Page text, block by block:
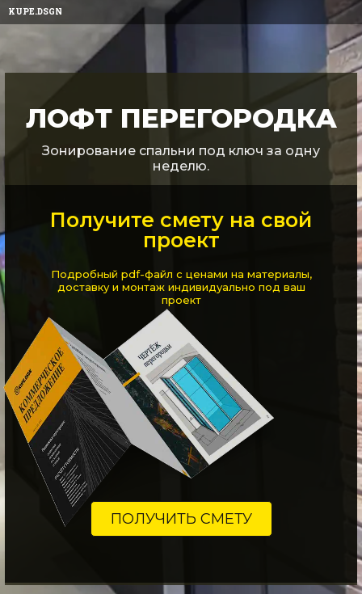
KUPE.DSGN
ЛОФТ ПЕРЕГОРОДКА
Зонирование спальни под ключ за одну
неделю.
Получите смету на свой
проект
Подробный pdf-файл с ценами на материалы,
доставку и монтаж индивидуально под ваш
проект
ПОЛУЧИТЬ СМЕТУ